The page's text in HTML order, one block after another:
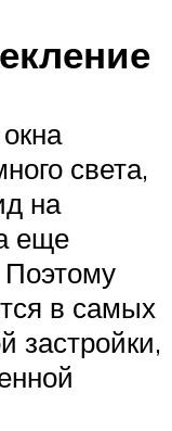
света,
на
еще
Поэтому
в самых
застройки,